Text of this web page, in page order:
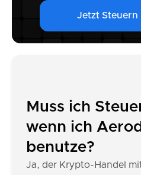
Jetzt Steuern
Muss ich
wenn ich
benutze?
Ja, der Krypto-Handel